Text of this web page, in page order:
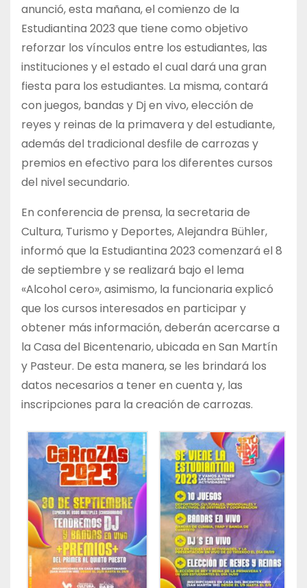
anunció, esta mañana, el comienzo de la
Estudiantina 2023 que tiene como objetivo
reforzar los vínculos entre los estudiantes, las
instituciones y el estado el cual dará una gran
fiesta para los estudiantes. La misma, contará
con juegos, bandas y Dj en vivo, elección de
reyes y reinas de la primavera y del estudiante,
además del tradicional desfile de carrozas y
premios en efectivo para los diferentes cursos
del nivel secundario.
En conferencia de prensa, la secretaria de
Cultura, Turismo y Deportes, Alejandra Bühler,
informó que la Estudiantina 2023 comenzará el 8
de septiembre y se realizará bajo el lema
«Alcohol cero», asimismo, la funcionaria explicó
que los cursos interesados en participar y
obtener más información, deberán acercarse a
la Casa del Bicentenario, ubicada en San Martín
y Pasteur. De esta manera, se les brindará los
datos necesarios a tener en cuenta y, las
inscripciones para la creación de carrozas.